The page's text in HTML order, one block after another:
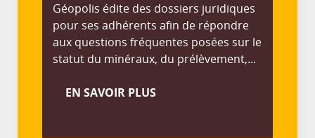
Géopolis édite des dossiers juridiques
pour ses adhérents afin de répondre
aux questions fréquentes posées sur le
statut du minéraux, du prélèvement,...
EN SAVOIR PLUS